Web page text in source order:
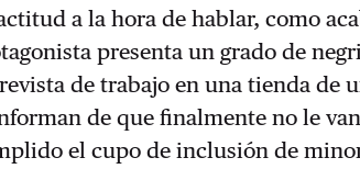
a la hora de hablar, como
presenta un grado de
de trabajo en una tienda de
de que finalmente no le
el cupo de inclusión de